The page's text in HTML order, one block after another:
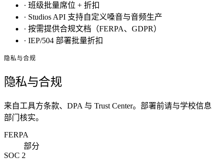
· 班级批量席位 + 折扣
· Studios API 支持自定义嗓音与音频生产
· 按需提供合规文档（FERPA、GDPR）
· IEP/504 部署批量折扣
隐私与合规
隐私与合规
来自工具方条款、DPA 与 Trust Center。部署前请与学校信息
部门核实。
FERPA
部分
SOC 2